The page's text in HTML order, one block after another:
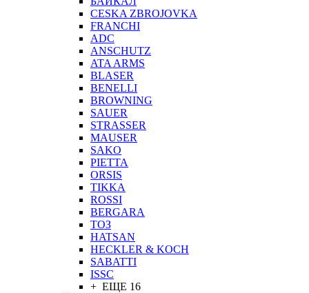
CESKA ZBROJOVKA
FRANCHI
ADC
ANSCHUTZ
ATA ARMS
BLASER
BENELLI
BROWNING
SAUER
STRASSER
MAUSER
SAKO
PIETTA
ORSIS
TIKKA
ROSSI
BERGARA
ТОЗ
HATSAN
HECKLER & KOCH
SABATTI
ISSC
+ ЕЩЕ 16